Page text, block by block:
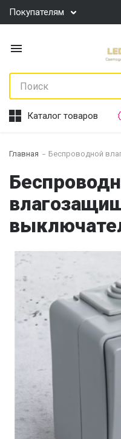
Покупателям
Каталог товаров
Главная Беспроводной